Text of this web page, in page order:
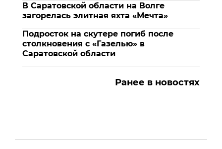
В Саратовской области на Волге
загорелась элитная яхта «Мечта»
Подросток на скутере погиб после
столкновения с «Газелью» в
Саратовской области
Ранее в новостях